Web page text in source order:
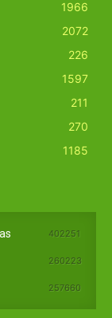
1966
2072
226
1597
211
270
1185
402251
260223
257660